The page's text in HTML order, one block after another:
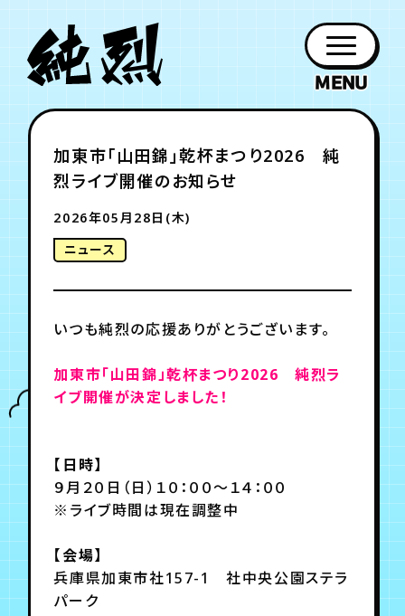
お知らせ
NEWS
日程
SCHEDULE
チケット
紹介
PROFILE
作品
DISCOGRAPHY
日記
グッズ
GOODS
ホーム
HOME
ファン
会員登録 ログイン
チケット
TICKET
お知らせ ムービー
会員登録 ログイン
チケット
月会員制ファンクラブ
加東市「山田錦」乾杯まつり2026 純
烈ライブ開催のお知らせ
2026年05月28日(木)
ニュース
いつも純烈の応援ありがとうございます。
加東市「山田錦」乾杯まつり2026 純烈ラ
イブ開催が決定しました！
【日時】
９月２０日（日）１０：００～１４：００
※ライブ時間は現在調整中
【会場】
兵庫県加東市社157-1 社中央公園ステラ
パーク